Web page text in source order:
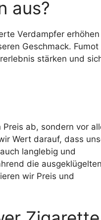
aus?
Verdampfer erhöhen
Geschmack. Fumot
stärken und
ab, sondern vor
Wert darauf, dass
langlebig und
die ausgeklügelten
wir Preis und